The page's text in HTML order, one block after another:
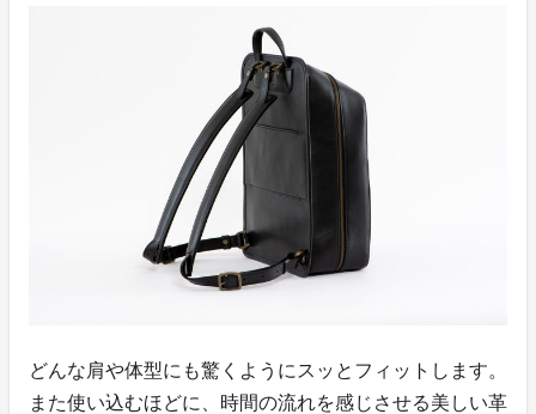
どんな肩や体型にも驚くようにスッとフィットします。
また使い込むほどに、時間の流れを感じさせる美しい革